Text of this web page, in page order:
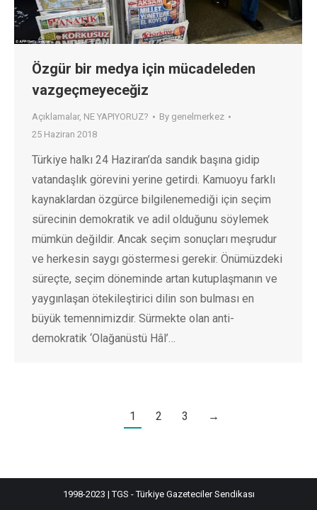
Özgür bir medya için mücadeleden
vazgeçmeyeceğiz
Açıklamalar, NE YAPIYORUZ? By genelmerkez
25 Haziran 2018
Türkiye halkı 24 Haziran’da sandık başına gidip
vatandaşlık görevini yerine getirdi. Kamuoyu farklı
kaynaklardan özgürce bilgilenemediği için seçim
sürecinin demokratik ve adil olduğunu söylemek
mümkün değildir. Ancak seçim sonuçları meşrudur
ve herkesin saygı göstermesi gerekir. Önümüzdeki
süreçte, seçim döneminde artan kutuplaşmanın ve
yaygınlaşan ötekileştirici dilin son bulması en
büyük temennimizdir. Sürmekte olan anti-
demokratik ‘Olağanüstü Hâl’…
1 2 3 →
1998-2023 | TGS - Türkiye Gazeteciler Sendikası